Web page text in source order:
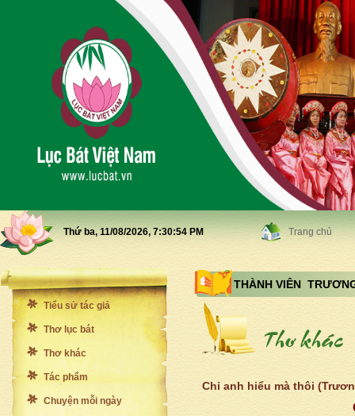
Thứ ba, 11/08/2026, 7:30:56 PM Trang chủ
Tiểu sử tác giả
Thơ lục bát
Thơ khác
Tác phẩm
Chuyện mỗi ngày
THÀNH VIÊN
Chỉ anh hiểu mà thôi